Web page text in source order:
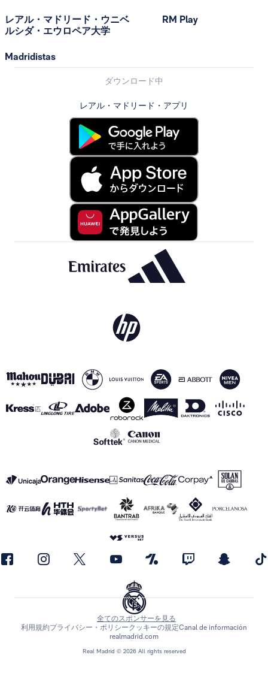
レアル・マドリード・ウニベ
ルシダ・エウロペア大学
Madridistas
RM Play
ダウンロード中
レアル・マドリード・アプリ
Real Madrid © 2026 All rights reserved
全てのスポンサーを見る
利用規約プライバシー・ポリシークッキーの規定Canal de información
realmadrid.com